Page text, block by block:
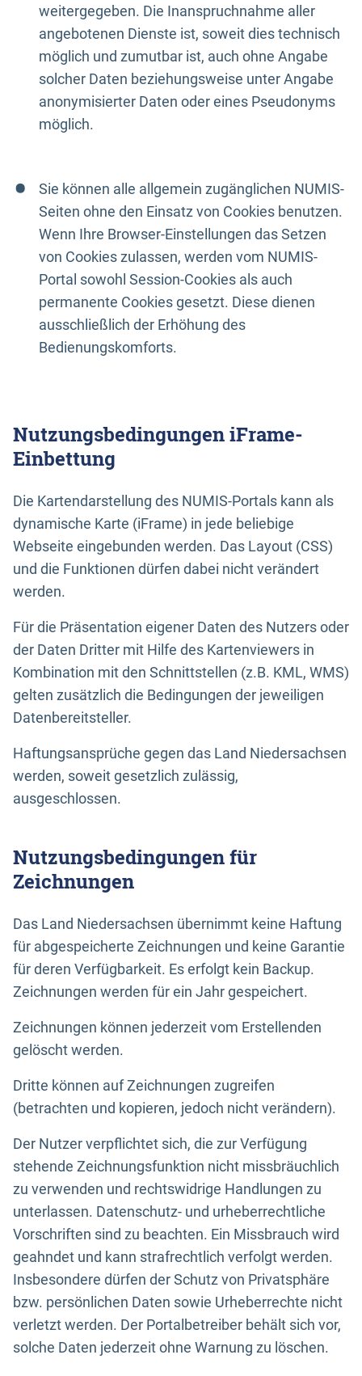
weitergegeben. Die Inanspruchnahme aller
angebotenen Dienste ist, soweit dies technisch
möglich und zumutbar ist, auch ohne Angabe
solcher Daten beziehungsweise unter Angabe
anonymisierter Daten oder eines Pseudonyms
möglich.
Sie können alle allgemein zugänglichen NUMIS-
Seiten ohne den Einsatz von Cookies benutzen.
Wenn Ihre Browser-Einstellungen das Setzen
von Cookies zulassen, werden vom NUMIS-
Portal sowohl Session-Cookies als auch
permanente Cookies gesetzt. Diese dienen
ausschließlich der Erhöhung des
Bedienungskomforts.
Nutzungsbedingungen iFrame-
Einbettung
Die Kartendarstellung des NUMIS-Portals kann als
dynamische Karte (iFrame) in jede beliebige
Webseite eingebunden werden. Das Layout (CSS)
und die Funktionen dürfen dabei nicht verändert
werden.
Für die Präsentation eigener Daten des Nutzers oder
der Daten Dritter mit Hilfe des Kartenviewers in
Kombination mit den Schnittstellen (z.B. KML, WMS)
gelten zusätzlich die Bedingungen der jeweiligen
Datenbereitsteller.
Haftungsansprüche gegen das Land Niedersachsen
werden, soweit gesetzlich zulässig,
ausgeschlossen.
Nutzungsbedingungen für
Zeichnungen
Das Land Niedersachsen übernimmt keine Haftung
für abgespeicherte Zeichnungen und keine Garantie
für deren Verfügbarkeit. Es erfolgt kein Backup.
Zeichnungen werden für ein Jahr gespeichert.
Zeichnungen können jederzeit vom Erstellenden
gelöscht werden.
Dritte können auf Zeichnungen zugreifen
(betrachten und kopieren, jedoch nicht verändern).
Der Nutzer verpflichtet sich, die zur Verfügung
stehende Zeichnungsfunktion nicht missbräuchlich
zu verwenden und rechtswidrige Handlungen zu
unterlassen. Datenschutz- und urheberrechtliche
Vorschriften sind zu beachten. Ein Missbrauch wird
geahndet und kann strafrechtlich verfolgt werden.
Insbesondere dürfen der Schutz von Privatsphäre
bzw. persönlichen Daten sowie Urheberrechte nicht
verletzt werden. Der Portalbetreiber behält sich vor,
solche Daten jederzeit ohne Warnung zu löschen.